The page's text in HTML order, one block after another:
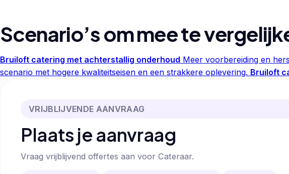
Scenario’s om mee te
Bruiloft catering met achterstallig onderhoud Meer voorbereiding en
scenario met hogere kwaliteitseisen en een strakkere oplevering. Bruiloft
VRIJBLIJVENDE AANVRAAG
Plaats je aanvraag
Vraag vrijblijvend offertes aan voor Cateraar.